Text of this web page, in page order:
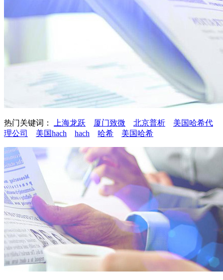
热门关键词： 上海龙跃 厦门致微 北京普析
美国哈希代
理公司
美国hach hach 哈希 美国哈希